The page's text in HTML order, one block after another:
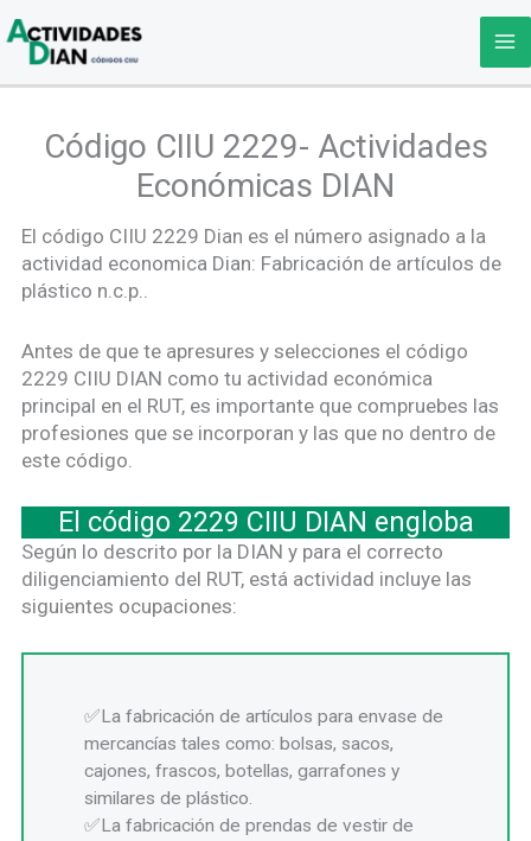
al
contenido
Código CIIU 2229- Actividades
Económicas DIAN
El código CIIU 2229 Dian es el número asignado a la
actividad economica Dian: Fabricación de artículos de
plástico n.c.p..
Antes de que te apresures y selecciones el código
2229 CIIU DIAN como tu actividad económica
principal en el RUT, es importante que compruebes las
profesiones que se incorporan y las que no dentro de
este código.
El código 2229 CIIU DIAN engloba
Según lo descrito por la DIAN y para el correcto
diligenciamiento del RUT, está actividad incluye las
siguientes ocupaciones:
La fabricación de artículos para envase de
mercancías tales como: bolsas, sacos,
cajones, frascos, botellas, garrafones y
similares de plástico.
La fabricación de prendas de vestir de